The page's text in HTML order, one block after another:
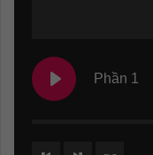
Phần 1